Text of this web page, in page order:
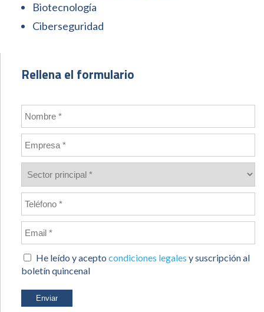
Biotecnología
Ciberseguridad
Rellena el formulario
He leído y acepto condiciones legales y suscripción al
boletín quincenal